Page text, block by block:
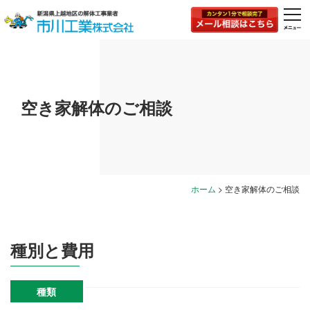
空き家解体のご相談
ホーム > 空き家解体のご相談
種別と費用
種類